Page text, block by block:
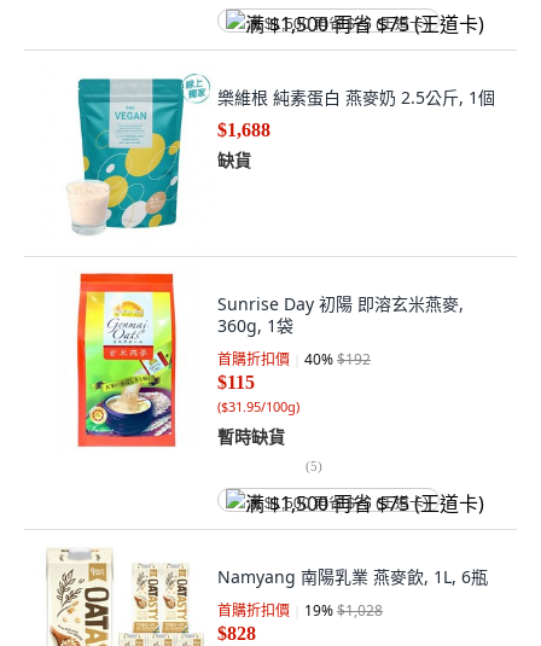
满 $1,500 再省 $75 (王道卡)
樂維根 純素蛋白 燕麥奶 2.5公斤, 1個
$1,688
缺貨
Sunrise Day 初陽 即溶玄米燕麥,
360g, 1袋
首購折扣價 40%$192
$115
($31.95/100g)
暫時缺貨
(5)
满 $1,500 再省 $75 (王道卡)
Namyang 南陽乳業 燕麥飲, 1L, 6瓶
首購折扣價 19%$1,028
$828